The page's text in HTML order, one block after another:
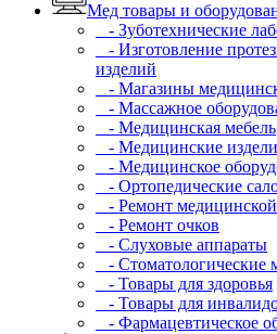
Мед товары и
- Зуботехнические
- Изготовление
изделий
- Магазины
- Массажное
- Медицинская мебель
- Медицинские
- Медицинское
- Ортопедические
- Ремонт
- Ремонт очков
- Слуховые аппараты
- Стоматологические
- Товары для здоровья
- Товары для
- Фармацевтическое